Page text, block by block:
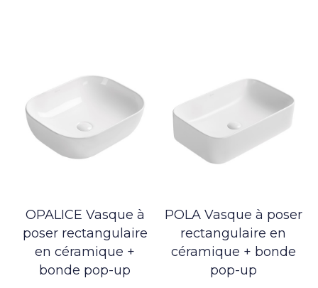
OPALICE Vasque à
poser rectangulaire
en céramique +
bonde pop-up
POLA Vasque à poser
rectangulaire en
céramique + bonde
pop-up